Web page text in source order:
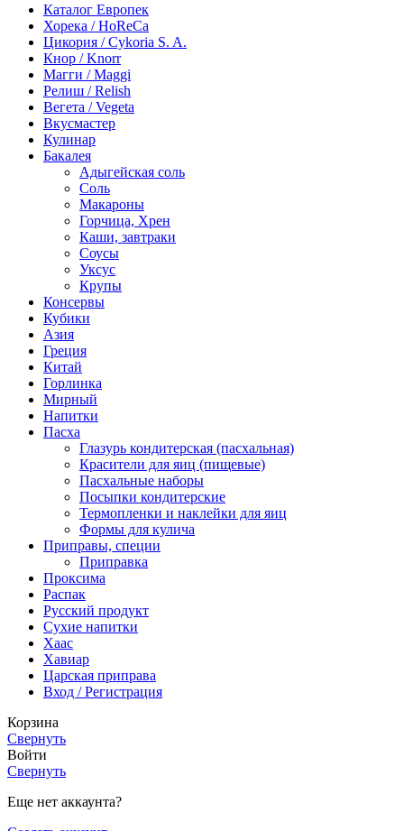
Каталог Европек
Хорека / HoReCa
Цикория / Cykoria S. A.
Кнор / Knorr
Магги / Maggi
Релиш / Relish
Вегета / Vegeta
Вкусмастер
Кулинар
Бакалея
Адыгейская соль
Соль
Макароны
Горчица, Хрен
Каши, завтраки
Соусы
Уксус
Крупы
Консервы
Кубики
Азия
Греция
Китай
Горлинка
Мирный
Напитки
Пасха
Глазурь кондитерская (пасхальная)
Красители для яиц (пищевые)
Пасхальные наборы
Посыпки кондитерские
Термопленки и наклейки для яиц
Формы для кулича
Приправы, специи
Приправка
Проксима
Распак
Русский продукт
Сухие напитки
Хаас
Хавиар
Царская приправа
Вход / Регистрация
Корзина
Свернуть
Войти
Свернуть
Еще нет аккаунта?